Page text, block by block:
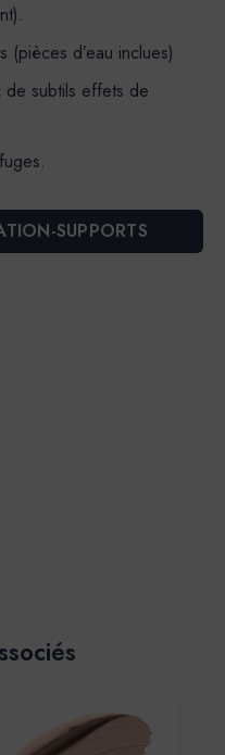
(pièces d’eau inclues)
de subtils effets de
SUPPORTS